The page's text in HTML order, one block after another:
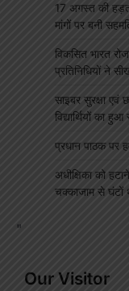
17 अगस्त की
मांगों पर बनी
विकसित भारत
प्रतिनिधियों ने
साइबर सुरक्षा एवं
विद्यार्थियों का हुआ
प्रधान पाठक पर
अधीक्षिका को
चक्काजाम से घंटों
"
Our Visitor